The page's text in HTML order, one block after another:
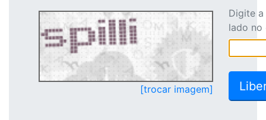
[trocar imagem]
Digite
lado no